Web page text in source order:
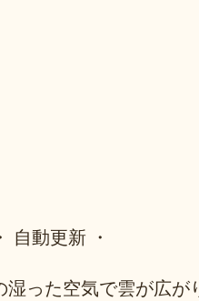
自動更新 ・
った空気で雲が広が